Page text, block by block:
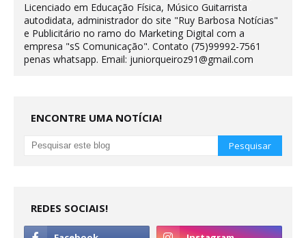
Licenciado em Educação Física, Músico Guitarrista
autodidata, administrador do site "Ruy Barbosa Notícias"
e Publicitário no ramo do Marketing Digital com a
empresa "sS Comunicação". Contato (75)99992-7561
penas whatsapp. Email: juniorqueiroz91@gmail.com
ENCONTRE UMA NOTÍCIA!
REDES SOCIAIS!